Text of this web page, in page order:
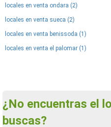
locales en venta ondara (2)
locales en venta sueca (2)
locales en venta benissoda (1)
locales en venta el palomar (1)
¿No encuentras el local en venta que
buscas?